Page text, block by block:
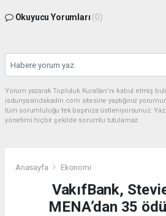
Okuyucu Yorumları (0)
Yorum yazarak Topluluk Kuralları’nı kabul etmiş
isdunyasindakadin.com sitesine yaptığınız
tüm sorumluluğu tek başınıza üstleniyorsunuz.
yönetimi hiçbir şekilde sorumlu tutulamaz.
Anasayfa Ekonomi
VakıfBank,
MENA’dan 35